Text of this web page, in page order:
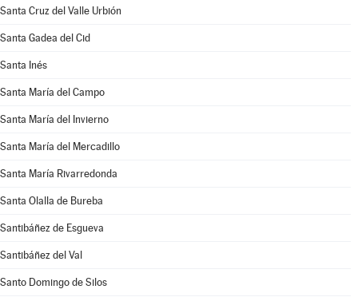
Santa Cruz del Valle Urbión
Santa Gadea del Cid
Santa Inés
Santa María del Campo
Santa María del Invierno
Santa María del Mercadillo
Santa María Rivarredonda
Santa Olalla de Bureba
Santibáñez de Esgueva
Santibáñez del Val
Santo Domingo de Silos